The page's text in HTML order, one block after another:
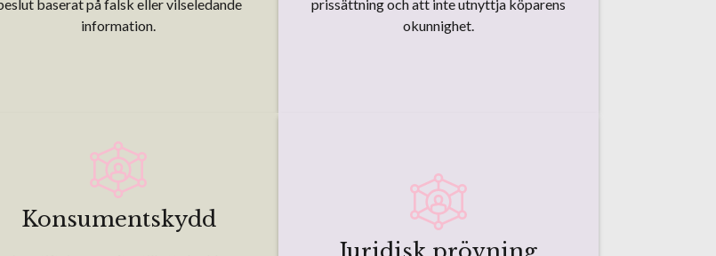
baserat på falsk eller vilseledande
information.
prissättning och att inte utnyttja köparens
okunnighet.
Konsumentskydd